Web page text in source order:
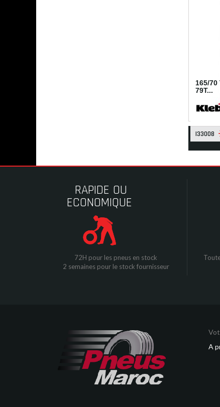
165/70
79T...
I33008
RAPIDE OU
ECONOMIQUE
72H pour les pneus en stock
2 semaines pour le stock fournisseur
A